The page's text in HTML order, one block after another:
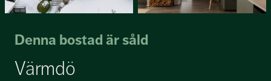
Denna bostad är såld
Värmdö